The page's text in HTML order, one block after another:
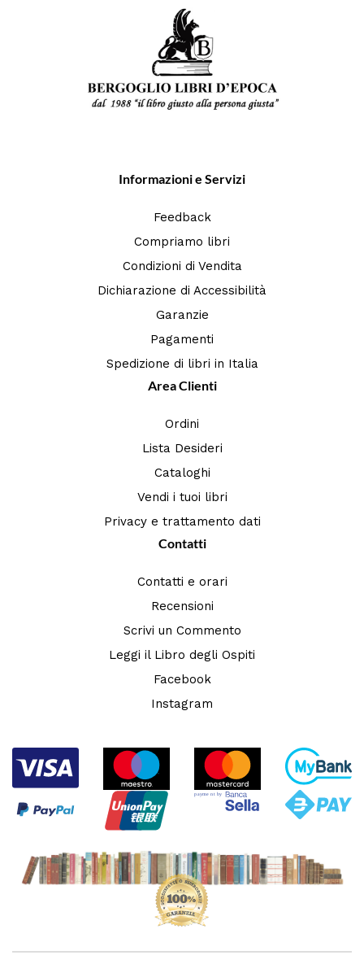
Informazioni e Servizi
Feedback
Compriamo libri
Condizioni di Vendita
Dichiarazione di Accessibilità
Garanzie
Pagamenti
Spedizione di libri in Italia
Area Clienti
Ordini
Lista Desideri
Cataloghi
Vendi i tuoi libri
Privacy e trattamento dati
Contatti
Contatti e orari
Recensioni
Scrivi un Commento
Leggi il Libro degli Ospiti
Facebook
Instagram